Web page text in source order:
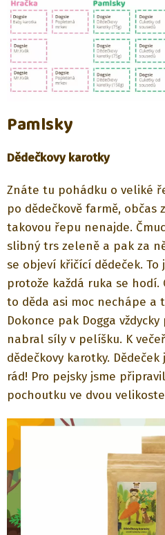
Pamlsky
Dědečkovy karotky
Znáte tu pohádku o veliké
po dědečkově farmě, občas
takovou řepu nenajde.
slibný trs zeleně a pak za
se objeví křičící dědeček. To
protože každá ruka se hodí.
to děda asi moc nechápe a
Dokonce pak Dogga
nabral síly v pelíšku. K
dědečkovy karotky.
rád! Pro pejsky jsme
pochoutku ve dvou